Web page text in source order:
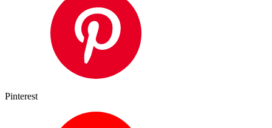
Pinterest